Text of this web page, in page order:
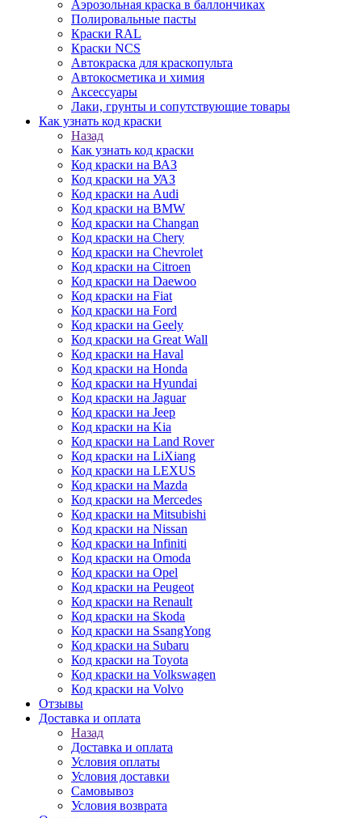
Аэрозольная краска в баллончиках
Полировальные пасты
Краски RAL
Краски NCS
Автокраска для краскопульта
Автокосметика и химия
Аксессуары
Лаки, грунты и сопутствующие товары
Как узнать код краски
Назад
Как узнать код краски
Код краски на ВАЗ
Код краски на УАЗ
Код краски на Audi
Код краски на BMW
Код краски на Changan
Код краски на Chery
Код краски на Chevrolet
Код краски на Citroen
Код краски на Daewoo
Код краски на Fiat
Код краски на Ford
Код краски на Geely
Код краски на Great Wall
Код краски на Haval
Код краски на Honda
Код краски на Hyundai
Код краски на Jaguar
Код краски на Jeep
Код краски на Kia
Код краски на Land Rover
Код краски на LiXiang
Код краски на LEXUS
Код краски на Mazda
Код краски на Mercedes
Код краски на Mitsubishi
Код краски на Nissan
Код краски на Infiniti
Код краски на Omoda
Код краски на Opel
Код краски на Peugeot
Код краски на Renault
Код краски на Skoda
Код краски на SsangYong
Код краски на Subaru
Код краски на Toyota
Код краски на Volkswagen
Код краски на Volvo
Отзывы
Доставка и оплата
Назад
Доставка и оплата
Условия оплаты
Условия доставки
Самовывоз
Условия возврата